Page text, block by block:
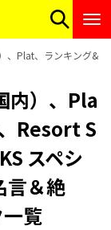
、Plat、ランキング&
内）、Pla
Resort S
スペシ
言＆絶
覧